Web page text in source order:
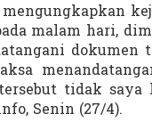
malam hari,
dokumen
tidak saya
Senin (27/4).